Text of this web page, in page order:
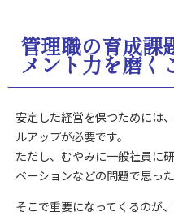
管理職の育成課
メント力を磨く
安定した経営を保つためには
ルアップが必要です。
ただし、むやみに一般社員に
ベーションなどの問題で思っ
そこで重要になってくるのが